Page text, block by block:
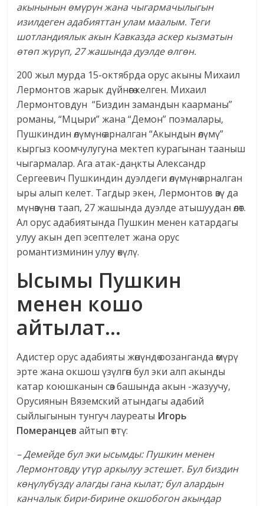
акынынын өмүрүн жана чыгармачылыгын
изилдеген адабияттан улам маалым. Теги
шотландиялык акын Кавказда аскер кызматын
өтөп жүрүп, 27 жашында дуэлде өлгөн.
200 жыл мурда 15-октябрда орус акыны Михаил
Лермонтов жарык дүйнөгө келген. Михаил
Лермонтовдун “Биздин замандын каарманы”
романы, “Мцыри” жана “Демон” поэмалары,
Пушкиндин өлүмүнө арналган “Акындын өлүмү”
кыргыз коомчулугуна мектеп курагынан тааныш
чыгармалар. Ага атак-даңкты Александр
Сергеевич Пушкиндин дуэлдеги өлүмүнө арналган
ыры алып келет. Тагдыр экен, Лермонтов өзү да
мүнөзүнөн таап, 27 жашында дуэлде атышуудан өлөт.
Ал орус адабиятында Пушкин менен катардагы
улуу акын деп эсептелет жана орус
романтизминин улуу өкүлү.
Ысымы Пушкин
менен кошо
айтылат…
Адистер орус адабияты жөнүндө оозанганда өмүрү
эрте жана окшош үзүлгөн бул эки алп акынды
катар коюшканын сөз башында акын -жазуучу,
Орусиянын Вяземский атындагы адабий
сыйлыгынын тунгуч лауреаты Игорь
Померанцев айтып өттү:
– Демейде бул эки ысымды: Пушкин менен
Лермонтовду үтүр аркылуу эстешет. Бул биздин
көңүлүбүздү алагды гана кылат; бул алардын
канчалык бири-бирине окшобогон акындар